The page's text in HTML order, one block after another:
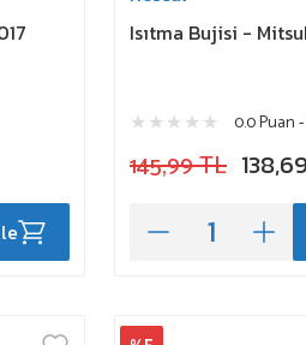
Isıtma Bujisi -
0.0 Puan
145,99 TL